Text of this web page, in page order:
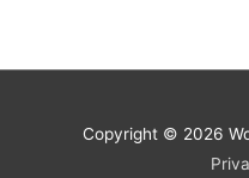
Copyright © 2026